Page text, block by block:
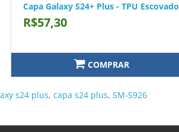
Capa Galaxy S24+ Plus - TPU Escovado
R$57,30
COMPRAR
s24 plus, capa s24 plus, SM-S926